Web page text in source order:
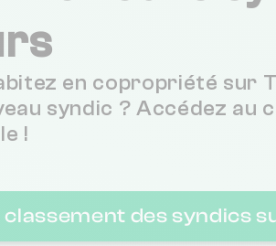
CITYA BERANGER
VAL DE LOIRE
en copropriété sur
syndic ? Accédez au
!
classement des syndics